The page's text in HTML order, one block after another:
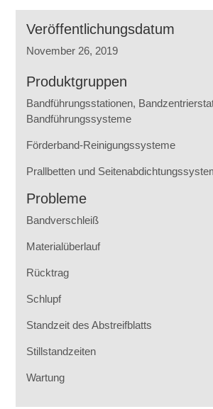
Veröffentlichungsdatum
November 26, 2019
Produktgruppen
Bandführungsstationen,
Bandführungssysteme
Förderband-Reinigungssysteme
Prallbetten und
Probleme
Bandverschleiß
Materialüberlauf
Rücktrag
Schlupf
Standzeit des Abstreifblatts
Stillstandzeiten
Wartung